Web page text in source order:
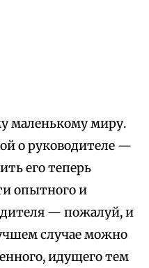
маленькому миру.
о руководителе —
его теперь
опытного и
— пожалуй, и
случае можно
идущего тем